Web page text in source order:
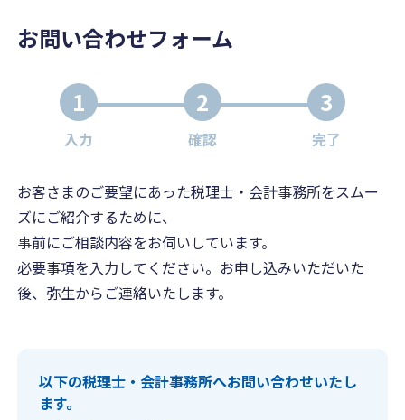
お問い合わせフォーム
1
入力
2
確認
3
完了
お客さまのご要望にあった税理士・会計事務所をスムー
ズにご紹介するために、
事前にご相談内容をお伺いしています。
必要事項を入力してください。お申し込みいただいた
後、弥生からご連絡いたします。
以下の税理士・会計事務所へお問い合わせいたし
ます。